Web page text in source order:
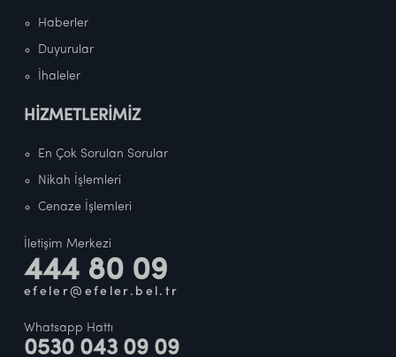
Haberler
Duyurular
İhaleler
HİZMETLERİMİZ
En Çok Sorulan Sorular
Nikah İşlemleri
Cenaze İşlemleri
İletişim Merkezi
444 80 09
efeler@efeler.bel.tr
Whatsapp Hattı
0530 043 09 09